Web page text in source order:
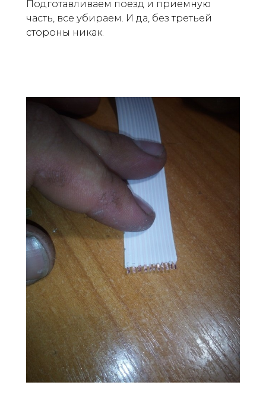
Подготавливаем поезд и приемную
часть, все убираем. И да, без третьей
стороны никак.